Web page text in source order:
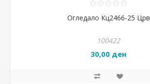
Огледало Кц2466-25 Црв
100422
30,00 ден